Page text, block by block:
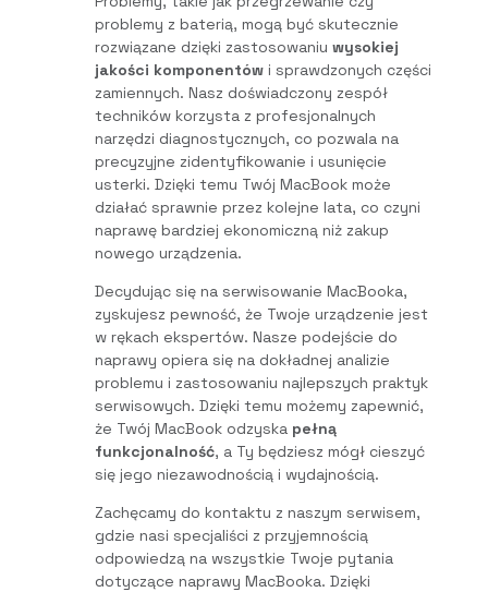
problemy z baterią, mogą być skutecznie
rozwiązane dzięki zastosowaniu wysokiej
jakości komponentów i sprawdzonych części
zamiennych. Nasz doświadczony zespół
techników korzysta z profesjonalnych
narzędzi diagnostycznych, co pozwala na
precyzyjne zidentyfikowanie i usunięcie
usterki. Dzięki temu Twój MacBook może
działać sprawnie przez kolejne lata, co czyni
naprawę bardziej ekonomiczną niż zakup
nowego urządzenia.
Decydując się na serwisowanie MacBooka,
zyskujesz pewność, że Twoje urządzenie jest
w rękach ekspertów. Nasze podejście do
naprawy opiera się na dokładnej analizie
problemu i zastosowaniu najlepszych praktyk
serwisowych. Dzięki temu możemy zapewnić,
że Twój MacBook odzyska pełną
funkcjonalność, a Ty będziesz mógł cieszyć
się jego niezawodnością i wydajnością.
Zachęcamy do kontaktu z naszym serwisem,
gdzie nasi specjaliści z przyjemnością
odpowiedzą na wszystkie Twoje pytania
dotyczące naprawy MacBooka. Dzięki